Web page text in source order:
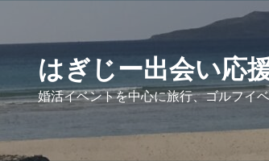
はぎじー出会い応
婚活イベントを中心に旅行、ゴルフイ